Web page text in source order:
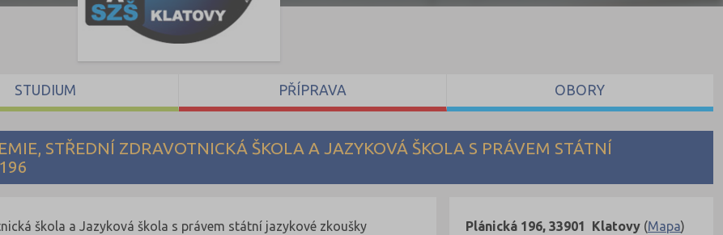
STŘEDNÍ ZDRAVOTNICKÁ ŠKOLA A JAZYKOVÁ ŠKOLA S PRÁVEM STÁTNÍ
Plánická 196, 33901 Klatovy (Mapa)
škola a Jazyková škola s právem státní jazykové zkoušky
STUDIUM PŘÍPRAVA OBORY